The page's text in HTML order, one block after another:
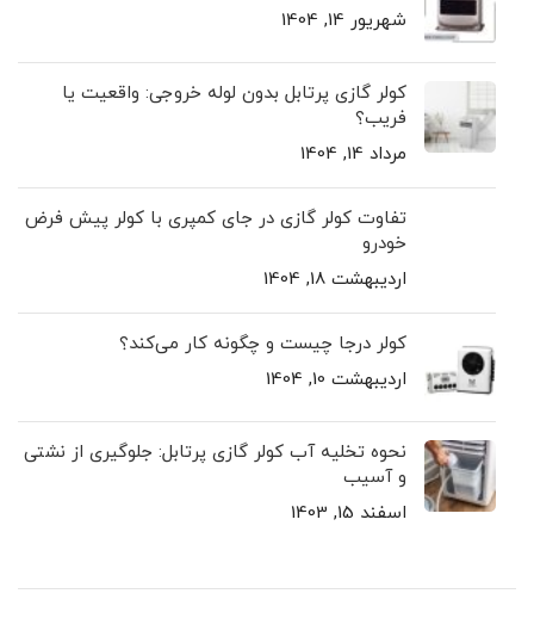
شهریور 14, 1404
کولر گازی پرتابل بدون لوله خروجی: واقعیت یا
فریب؟
مرداد 14, 1404
تفاوت کولر گازی در جای کمپری با کولر پیش ‌فرض
خودرو
اردیبهشت 18, 1404
کولر درجا چیست و چگونه کار می‌کند؟
اردیبهشت 10, 1404
نحوه تخلیه آب کولر گازی پرتابل: جلوگیری از نشتی
و آسیب
اسفند 15, 1403